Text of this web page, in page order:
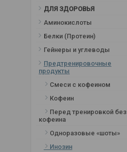
ДЛЯ ЗДОРОВЬЯ
Аминокислоты
Белки (Протеин)
Гейнеры и углеводы
Предтренировочные
продукты
Смеси с кофеином
Кофеин
Перед тренировкой без
кофеина
Одноразовые «шоты»
Инозин